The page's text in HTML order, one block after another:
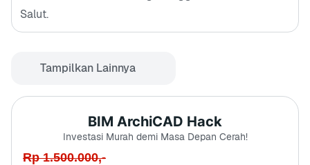
Salut.
Tampilkan Lainnya
BIM ArchiCAD Hack
Investasi Murah demi Masa Depan Cerah!
Rp 1.500.000,-